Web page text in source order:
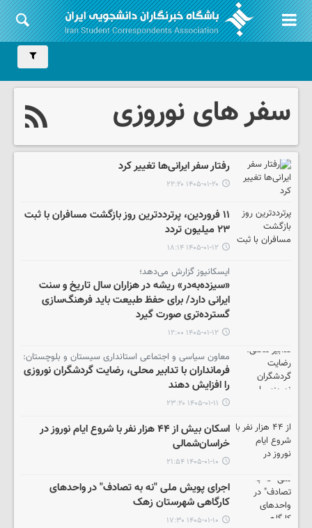
سفر های نوروزی
رفتار سفر ایرانی‌ها تغییر کرد
۱۴۰۵-۰۱-۲۰ ۲۲:۲۰
۱۱ فروردین، پرترددترین روز بازگشت مسافران با ثبت
۲۳ میلیون تردد
۱۴۰۵-۰۱-۱۲ ۱۸:۱۴
ایسکانیوز گزارش می‌دهد؛
«سیزده‌به‌در» ریشه در هزاران سال تاریخ و سنت
ایرانی دارد/ برای حفظ طبیعت باید فرهنگ‌سازی
گسترده‌تری صورت گیرد
۱۴۰۵-۰۱-۱۲ ۱۲:۰۰
معاون سیاسی و اجتماعی استانداری سیستان و بلوچستان:
فرمانداران با تدابیر محلی، رضایت گردشگران نوروزی
را افزایش دهند
۱۴۰۵-۰۱-۱۱ ۲۳:۲۰
اسکان بیش از ۴۴ هزار نفر با شروع ایام نوروز در
خراسان‌شمالی
۱۴۰۵-۰۱-۱۰ ۲۱:۵۴
اجرای پویش ملی "نه به تصادف" در واحدهای
کارگاهی شهرستان زهک
۱۴۰۵-۰۱-۱۰ ۱۷:۳۰